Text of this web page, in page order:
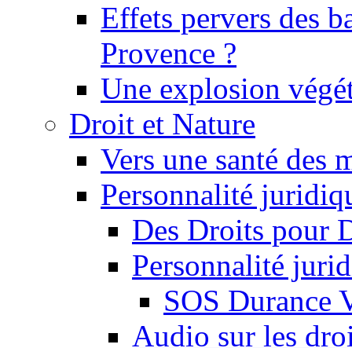
Effets pervers des
Provence ?
Une explosion
Droit et Nature
Vers une santé des
Personnalité
Des Droits pour
Personnalité
SOS Durance
Audio sur les